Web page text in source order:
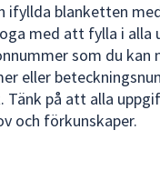
ifyllda blanketten
med att fylla i
som du kan
eller
Tänk på att alla
och förkunskaper.